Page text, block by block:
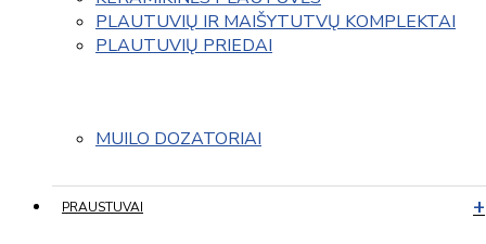
PLAUTUVIŲ IR MAIŠYTUTVŲ KOMPLEKTAI
PLAUTUVIŲ PRIEDAI
MUILO DOZATORIAI
PRAUSTUVAI